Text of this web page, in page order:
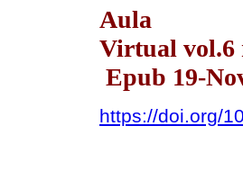
Aula
Virtual vol.6
Epub 19-
https://doi.org/